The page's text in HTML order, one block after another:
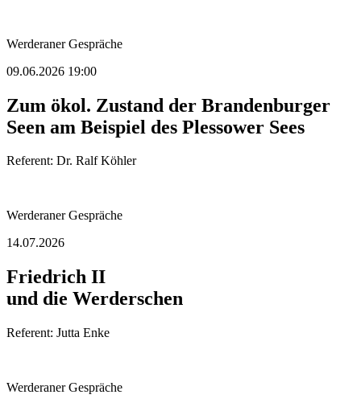
Werderaner Gespräche
09.06.2026 19:00
Zum ökol. Zustand der Brandenburger
Seen am Beispiel des Plessower Sees
Referent: Dr. Ralf Köhler
Werderaner Gespräche
14.07.2026
Friedrich II
und die Werderschen
Referent: Jutta Enke
Werderaner Gespräche